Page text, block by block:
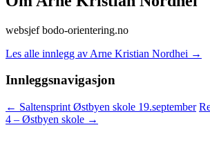
websjef bodo-orientering.no
Les alle innlegg av Arne Kristian Nordhei →
Innleggsnavigasjon
← Saltensprint Østbyen skole 19.september
4 – Østbyen skole →